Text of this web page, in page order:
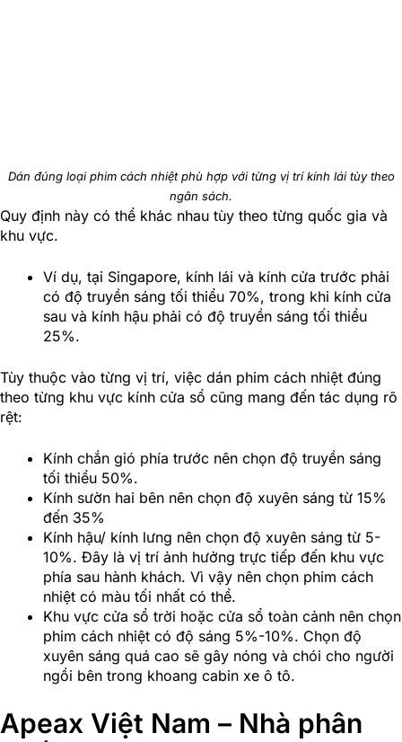
Dán đúng loại phim cách nhiệt phù hợp với từng vị trí kính lái tùy theo
ngân sách.
Quy định này có thể khác nhau tùy theo từng quốc gia và
khu vực.
Ví dụ, tại Singapore, kính lái và kính cửa trước phải
có độ truyền sáng tối thiểu 70%, trong khi kính cửa
sau và kính hậu phải có độ truyền sáng tối thiểu
25%.
Tùy thuộc vào từng vị trí, việc dán phim cách nhiệt đúng
theo từng khu vực kính cửa sổ cũng mang đến tác dụng rõ
rệt:
Kính chắn gió phía trước nên chọn độ truyền sáng
tối thiểu 50%.
Kính sườn hai bên nên chọn độ xuyên sáng từ 15%
đến 35%
Kính hậu/ kính lưng nên chọn độ xuyên sáng từ 5-
10%. Đây là vị trí ảnh hưởng trực tiếp đến khu vực
phía sau hành khách. Vì vậy nên chọn phim cách
nhiệt có màu tối nhất có thể.
Khu vực cửa sổ trời hoặc cửa sổ toàn cảnh nên chọn
phim cách nhiệt có độ sáng 5%-10%. Chọn độ
xuyên sáng quá cao sẽ gây nóng và chói cho người
ngồi bên trong khoang cabin xe ô tô.
Apeax Việt Nam – Nhà phân